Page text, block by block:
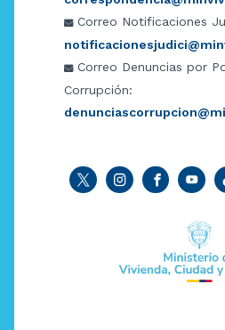
Correo Notificaciones
Correo Denuncias por
Corrupción: